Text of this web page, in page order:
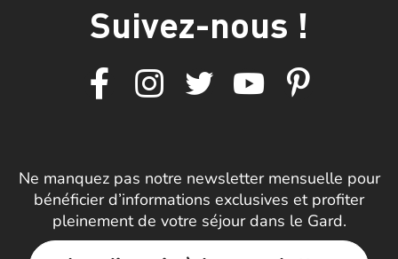
Suivez-nous !
Ne manquez pas notre newsletter mensuelle pour
bénéficier d’informations exclusives et profiter
pleinement de votre séjour dans le Gard.